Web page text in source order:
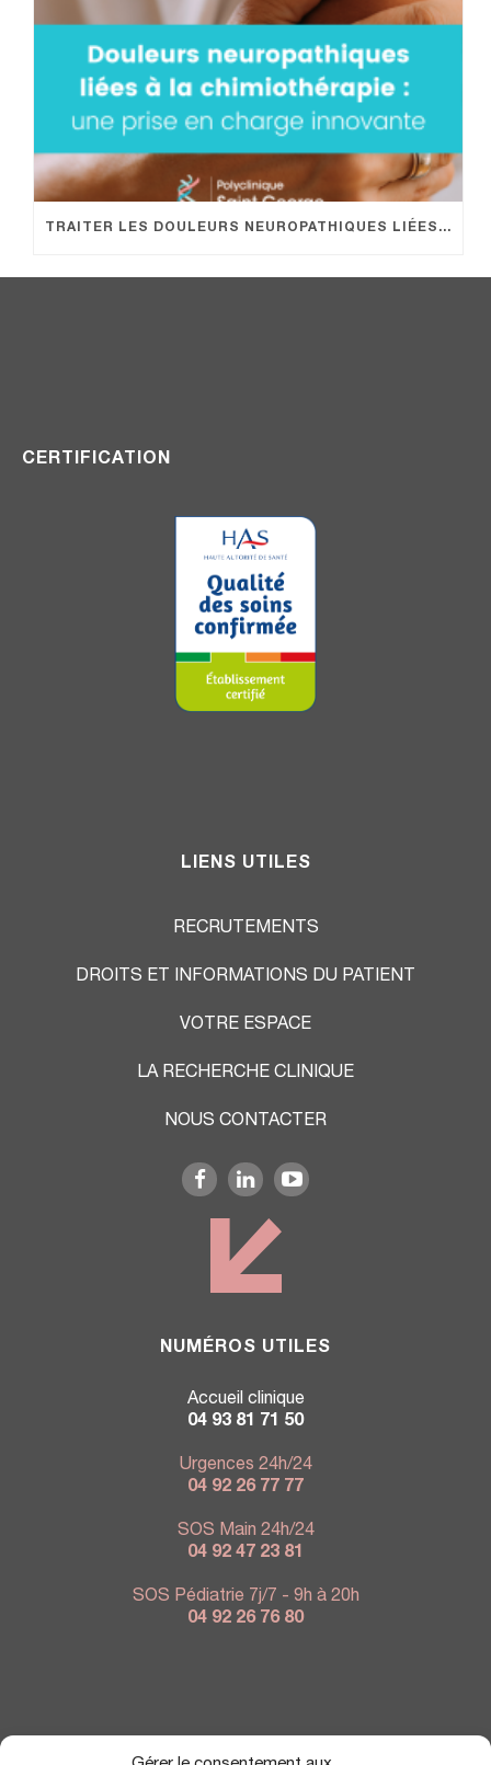
TRAITER LES DOULEURS NEUROPATHIQUES LIÉES À LA CHIMIOTHÉRAPIE EN HÔPITAL DE JOUR : UNE PRISE EN CHARGE INNOVANTE
CERTIFICATION
LIENS UTILES
RECRUTEMENTS
DROITS ET INFORMATIONS DU PATIENT
VOTRE ESPACE
LA RECHERCHE CLINIQUE
NOUS CONTACTER
NUMÉROS UTILES
Accueil clinique
04 93 81 71 50
Urgences 24h/24
04 92 26 77 77
SOS Main 24h/24
04 92 47 23 81
SOS Pédiatrie 7j/7 - 9h à 20h
04 92 26 76 80
NOUS TROUVER